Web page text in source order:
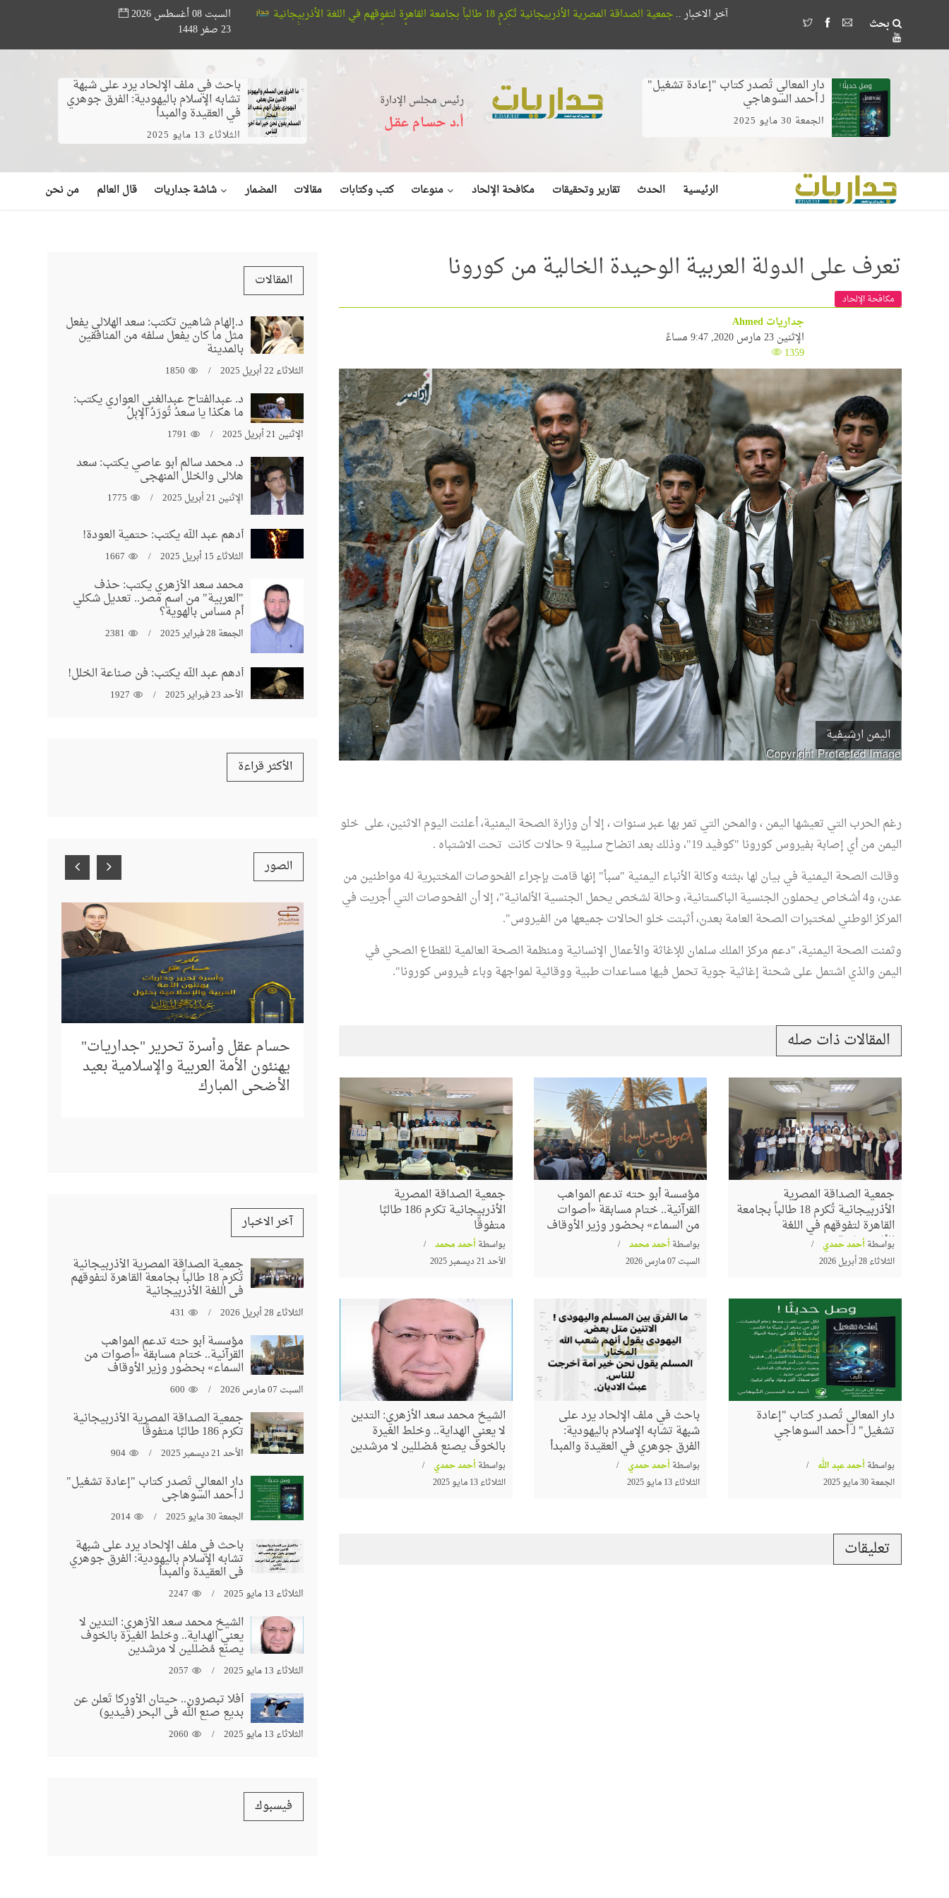
بحث
جمعية الصداقة المصرية الأذربيجانية تُكرم 18 طالباً بجامعة القاهرة لتفوقهم في اللغة الأذربيجانية
مؤسسة أبو حته تدعم المواهب القرآنية.. ختام مسابقة «أصوات من
أفلا تبصرون.. حيتان الأوركا تُعلن عن بديع صنع الله في البحر (فيديو)
السبت 08 أغسطس 2026
23 صفر 1448
دار المعالي تُصدر كتاب "إعادة تشغيل"
لـ أحمد السوهاجي
الجمعة 30 مايو 2025
رئيس مجلس الإدارة
أ.د حسـام عقـل
باحث في ملف الإلحاد يرد على شبهة
تشابه الإسلام باليهودية: الفرق جوهري
في العقيدة والمبدأ
الثلاثاء 13 مايو 2025
الرئيسية الحدث تقارير وتحقيقات مكافحة الإلحاد منوعات كتب وكتابات مقالات المضمار شاشة جداريات قال العالم من نحن
تعرف على الدولة العربية الوحيدة الخالية من كورونا
مكافحة الإلحاد
جداريات Ahmed
الإثنين 23 مارس 2020, 9:47 مساءً
1359
اليمن ارشيفية
رغم الحرب التي تعيشها اليمن ، والمحن التي تمر بها عبر سنوات ، إلا أن وزارة الصحة اليمنية، أعلنت اليوم الاثنين، على خلو
اليمن من أي إصابة بفيروس كورونا "كوفيد 19"، وذلك بعد اتضاح سلبية 9 حالات كانت تحت الاشتباه .
وقالت الصحة اليمنية في بيان لها ،بثته وكالة الأنباء اليمنية "سبأ" إنها قامت بإجراء الفحوصات المختبرية لـ4 مواطنين من
عدن، و4 أشخاص يحملون الجنسية الباكستانية، وحالة لشخص يحمل الجنسية الألمانية"، إلا أن الفحوصات التي أُجريت في
المركز الوطني لمختبرات الصحة العامة بعدن، أثبتت خلو الحالات جميعها من الفيروس".
وثمنت الصحة اليمنية، "دعم مركز الملك سلمان للإغاثة والأعمال الإنسانية ومنظمة الصحة العالمية للقطاع الصحي في
اليمن والذي اشتمل على شحنة إغاثية جوية تحمل فيها مساعدات طبية ووقائية لمواجهة وباء فيروس كورونا".
المقالات ذات صله
جمعية الصداقة المصرية
الأذربيجانية تُكرم 18 طالباً بجامعة
القاهرة لتفوقهم في اللغة
الأذربيجانية
بواسطةأحمد حمدي
الثلاثاء 28 أبريل 2026
مؤسسة أبو حته تدعم المواهب
القرآنية.. ختام مسابقة «أصوات
من السماء» بحضور وزير الأوقاف
بواسطةأحمد محمد
السبت 07 مارس 2026
جمعية الصداقة المصرية
الأذربيجانية تكرم 186 طالبًا
متفوقًا
بواسطةأحمد محمد
الأحد 21 ديسمبر 2025
دار المعالي تُصدر كتاب "إعادة
تشغيل" لـ أحمد السوهاجي
بواسطةأحمد عبد الله
الجمعة 30 مايو 2025
باحث في ملف الإلحاد يرد على
شبهة تشابه الإسلام باليهودية:
الفرق جوهري في العقيدة والمبدأ
بواسطةأحمد حمدي
الثلاثاء 13 مايو 2025
الشيخ محمد سعد الأزهري: التدين
لا يعني الهداية.. وخلط الغيرة
بالخوف يصنع مُضللين لا مرشدين
بواسطةأحمد حمدي
الثلاثاء 13 مايو 2025
تعليقات
المقالات
د.إلهام شاهين تكتب: سعد الهلالي يفعل
مثل ما كان يفعل سلفه من المنافقين
بالمدينة
الثلاثاء 22 أبريل 2025 1850
د. عبدالفتاح عبدالغني العواري يكتب:
ما هكذا يا سعدُ تُورَدُ الإبِلُ
الإثنين 21 أبريل 2025 1791
د. محمد سالم أبو عاصي يكتب: سعد
هلالي والخلل المنهجي
الإثنين 21 أبريل 2025 1775
أدهم عبد الله يكتب: حتمية العودة!
الثلاثاء 15 أبريل 2025 1667
محمد سعد الأزهري يكتب: حذف
"العربية" من اسم مصر.. تعديل شكلي
أم مساس بالهوية؟
الجمعة 28 فبراير 2025 2381
أدهم عبد الله يكتب: فن صناعة الخلل!
الأحد 23 فبراير 2025 1927
الأكثر قراءة
الصور
"محمود شاكر"
للتعتيم من بعض
واللادينية
وتراثه العلمي في برنامج "البرواز"
جداريات ينظم ندوة لمناقشة كتاب
"حوار جديد مع الفكر الإلحادي"
حسام عقل وأسرة تحرير "جداريـات"
يهنئون الأمة العربية والإسلامية بعيد
الأضحى المبارك
آخر الاخبار
جمعية الصداقة المصرية الأذربيجانية
تُكرم 18 طالباً بجامعة القاهرة لتفوقهم
في اللغة الأذربيجانية
الثلاثاء 28 أبريل 2026 431
مؤسسة أبو حته تدعم المواهب
القرآنية.. ختام مسابقة «أصوات من
السماء» بحضور وزير الأوقاف
السبت 07 مارس 2026 600
جمعية الصداقة المصرية الأذربيجانية
تكرم 186 طالبًا متفوقًا
الأحد 21 ديسمبر 2025 904
دار المعالي تُصدر كتاب "إعادة تشغيل"
لـ أحمد السوهاجي
الجمعة 30 مايو 2025 2014
باحث في ملف الإلحاد يرد على شبهة
تشابه الإسلام باليهودية: الفرق جوهري
في العقيدة والمبدأ
الثلاثاء 13 مايو 2025 2247
الشيخ محمد سعد الأزهري: التدين لا
يعني الهداية.. وخلط الغيرة بالخوف
يصنع مُضللين لا مرشدين
الثلاثاء 13 مايو 2025 2057
أفلا تبصرون.. حيتان الأوركا تُعلن عن
بديع صنع الله في البحر (فيديو)
الثلاثاء 13 مايو 2025 2060
فيسبوك